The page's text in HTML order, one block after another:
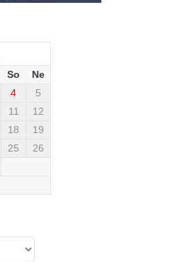
So Ne
4
5
11
12
18
19
25
26